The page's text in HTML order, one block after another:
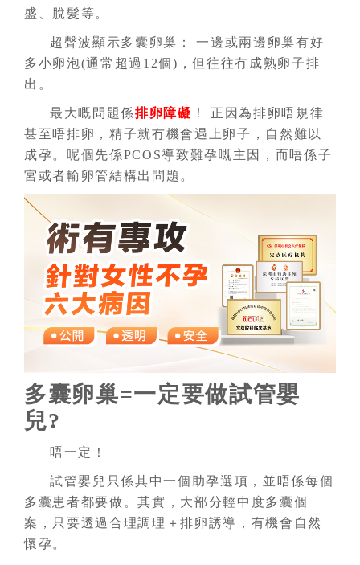
盛、脫髮等。
超聲波顯示多囊卵巢： 一邊或兩邊卵巢有好
多小卵泡(通常超過12個)，但往往冇成熟卵子排
出。
最大嘅問題係排卵障礙 ！ 正因為排卵唔規律
甚至唔排卵，精子就冇機會遇上卵子，自然難以
成孕。呢個先係PCOS導致難孕嘅主因，而唔係子
宮或者輸卵管結構出問題。
多囊卵巢=一定要做試管嬰
兒?
唔一定！
試管嬰兒只係其中一個助孕選項，並唔係每個
多囊患者都要做。其實，大部分輕中度多囊個
案，只要透過合理調理＋排卵誘導，有機會自然
懷孕。